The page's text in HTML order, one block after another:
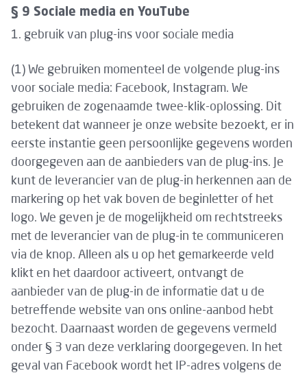
§ 9 Sociale media en YouTube
1. gebruik van plug-ins voor sociale media
(1) We gebruiken momenteel de volgende plug-ins
voor sociale media: Facebook, Instagram. We
gebruiken de zogenaamde twee-klik-oplossing. Dit
betekent dat wanneer je onze website bezoekt, er in
eerste instantie geen persoonlijke gegevens worden
doorgegeven aan de aanbieders van de plug-ins. Je
kunt de leverancier van de plug-in herkennen aan de
markering op het vak boven de beginletter of het
logo. We geven je de mogelijkheid om rechtstreeks
met de leverancier van de plug-in te communiceren
via de knop. Alleen als u op het gemarkeerde veld
klikt en het daardoor activeert, ontvangt de
aanbieder van de plug-in de informatie dat u de
betreffende website van ons online-aanbod hebt
bezocht. Daarnaast worden de gegevens vermeld
onder § 3 van deze verklaring doorgegeven. In het
geval van Facebook wordt het IP-adres volgens de